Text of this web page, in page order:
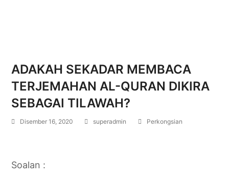
ADAKAH SEKADAR MEMBACA
TERJEMAHAN AL-QURAN DIKIRA
SEBAGAI TILAWAH?
Disember 16, 2020 superadmin Perkongsian
Soalan :